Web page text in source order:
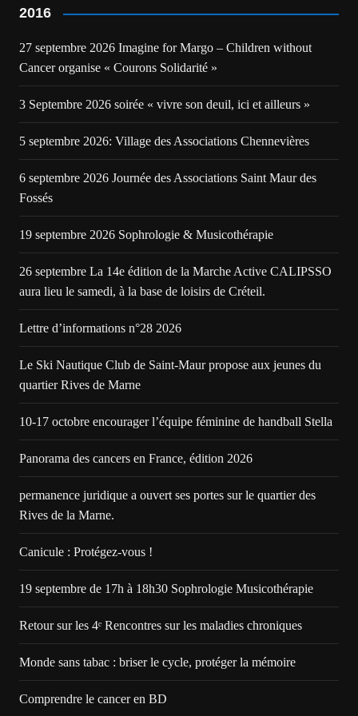
2016
27 septembre 2026 Imagine for Margo – Children without
Cancer organise « Courons Solidarité »
3 Septembre 2026 soirée « vivre son deuil, ici et ailleurs »
5 septembre 2026: Village des Associations Chennevières
6 septembre 2026 Journée des Associations Saint Maur des
Fossés
19 septembre 2026 Sophrologie & Musicothérapie
26 septembre La 14e édition de la Marche Active CALIPSSO
aura lieu le samedi, à la base de loisirs de Créteil.
Lettre d’informations n°28 2026
Le Ski Nautique Club de Saint-Maur propose aux jeunes du
quartier Rives de Marne
10-17 octobre encourager l’équipe féminine de handball Stella
Panorama des cancers en France, édition 2026
permanence juridique a ouvert ses portes sur le quartier des
Rives de la Marne.
Canicule : Protégez-vous !
19 septembre de 17h à 18h30 Sophrologie Musicothérapie
Retour sur les 4ᵉ Rencontres sur les maladies chroniques
Monde sans tabac : briser le cycle, protéger la mémoire
Comprendre le cancer en BD